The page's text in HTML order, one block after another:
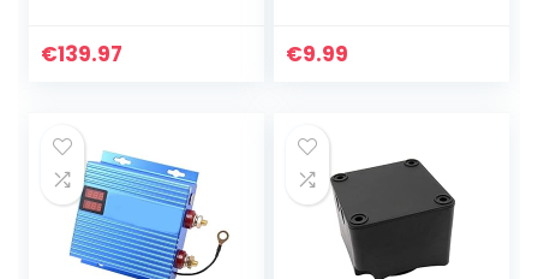
huidige kleine
€139.97
360°Volledige
€9.99